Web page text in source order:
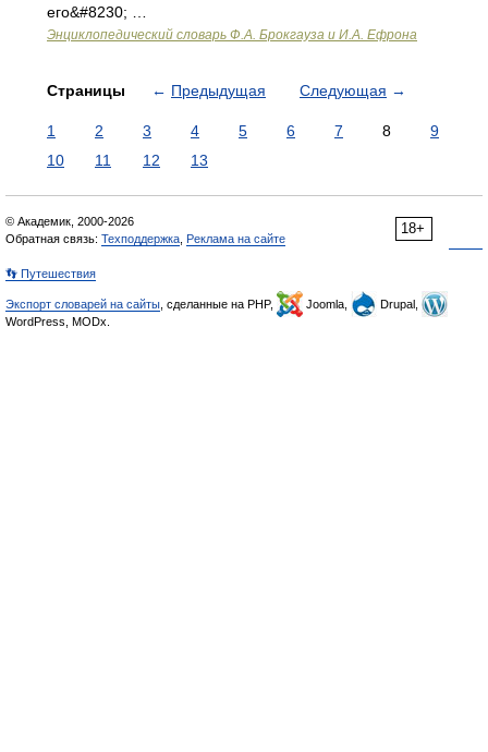
его&#8230; …
Энциклопедический словарь Ф.А. Брокгауза и И.А. Ефрона
Страницы ← Предыдущая Следующая →
1 2 3 4 5 6 7 8
9
10
11 12 13
18+
© Академик, 2000-2026
Обратная связь: Техподдержка Реклама на сайте
👣 Путешествия
Экспорт словарей на сайты , сделанные на PHP, Joomla,
Drupal,
WordPress, MODx.